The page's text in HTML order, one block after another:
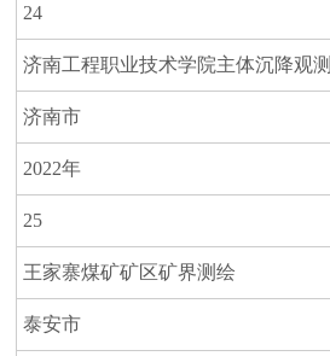
24
济南工程职业技术学院主体沉降观测
济南市
2022年
25
王家寨煤矿矿区矿界测绘
泰安市